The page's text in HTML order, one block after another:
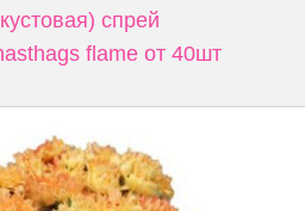
спрей
flame от 40шт